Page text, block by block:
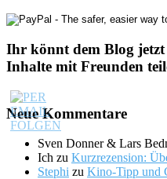
Ihr könnt dem Blog
Inhalte mit Freunden
Neue Kommentare
Sven Donner & Lars
Ich zu Kurzrezension:
Stephi zu Kino-Tipp und